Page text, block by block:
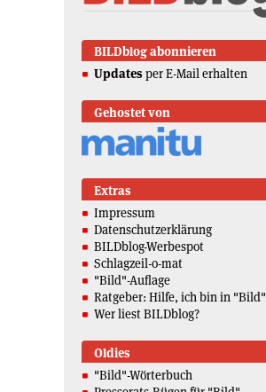
BILDblog abonnieren
Updates per E-Mail erhalten
Gehostet von
Extras
Impressum
Datenschutzerklärung
BILDblog-Werbespot
Schlagzeil-o-mat
"Bild"-Auflage
Ratgeber: Hilfe, ich bin in "Bild"
Wer liest BILDblog?
Oldies
"Bild"-Wörterbuch